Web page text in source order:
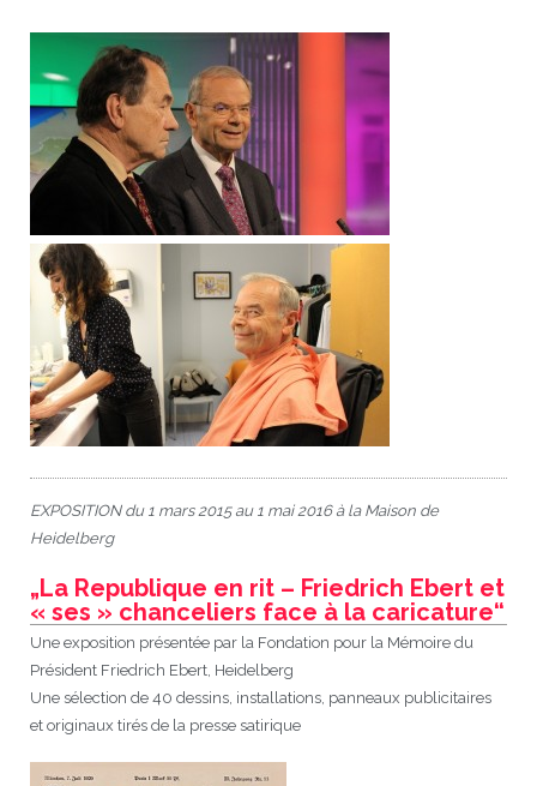
EXPOSITION du 1 mars 2015 au 1 mai 2016 à la Maison de
Heidelberg
„La Republique en rit – Friedrich Ebert et
« ses » chanceliers face à la caricature“
Une exposition présentée par la Fondation pour la Mémoire du
Président Friedrich Ebert, Heidelberg
Une sélection de 40 dessins, installations, panneaux publicitaires
et originaux tirés de la presse satirique